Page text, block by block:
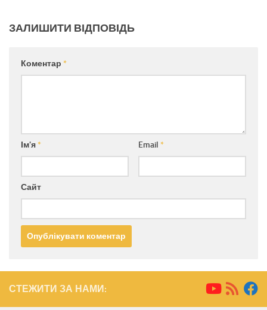
ЗАЛИШИТИ ВІДПОВІДЬ
Коментар *
Ім'я * Email *
Сайт
СТЕЖИТИ ЗА НАМИ: